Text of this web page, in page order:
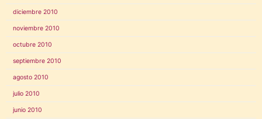
diciembre 2010
noviembre 2010
octubre 2010
septiembre 2010
agosto 2010
julio 2010
junio 2010